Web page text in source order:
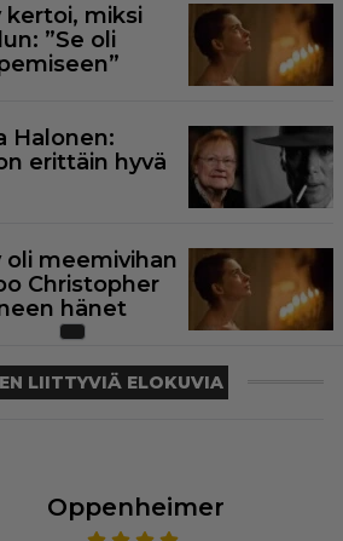
kertoi, miksi
”Se oli
Halonen:
erittäin hyvä
meemivihan
Christopher
hänet
LIITTYVIÄ ELOKUVIA
Oppenheimer